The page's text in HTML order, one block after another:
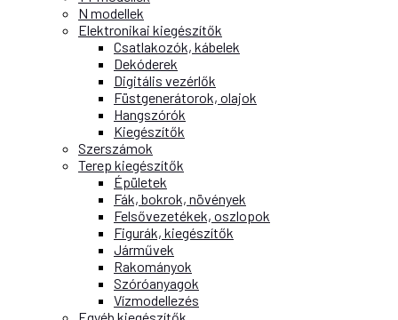
N modellek
Elektronikai kiegészítők
Csatlakozók, kábelek
Dekóderek
Digitális vezérlők
Füstgenerátorok, olajok
Hangszórók
Kiegészítők
Szerszámok
Terep kiegészítők
Épületek
Fák, bokrok, növények
Felsővezetékek, oszlopok
Figurák, kiegészítők
Járművek
Rakományok
Szóróanyagok
Vízmodellezés